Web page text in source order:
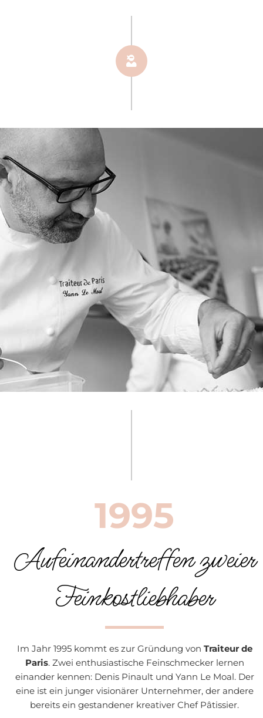
1995
Aufeinandertreffen zweier
Feinkostliebhaber
Im Jahr 1995 kommt es zur Gründung von Traiteur de
Paris. Zwei enthusiastische Feinschmecker lernen
einander kennen: Denis Pinault und Yann Le Moal. Der
eine ist ein junger visionärer Unternehmer, der andere
bereits ein gestandener kreativer Chef Pâtissier.